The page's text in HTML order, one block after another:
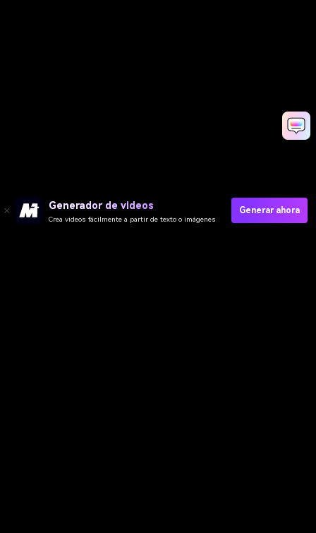
Generador de videos
Crea videos fácilmente a partir de texto o imágenes
Generar ahora